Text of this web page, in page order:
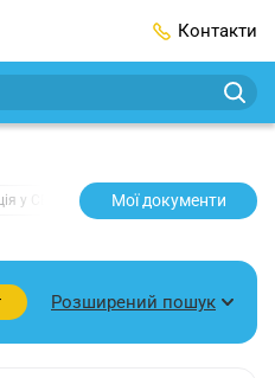
Контакти
у СЕРПНІ 2️⃣0️⃣2️⃣7️⃣ Усі
Мої документи
Розширений пошук